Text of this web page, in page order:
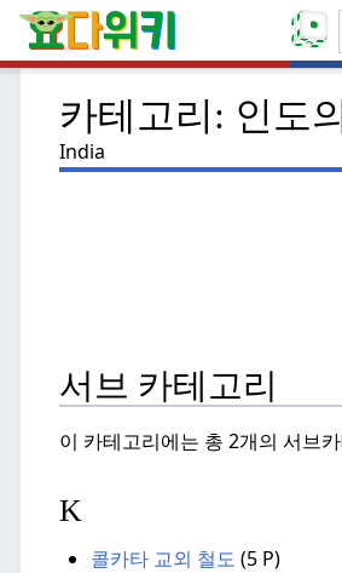
카테고리: 인도
India
서브 카테고리
이 카테고리에는 총 2개의 서브
K
콜카타 교외 철도 (5 P)